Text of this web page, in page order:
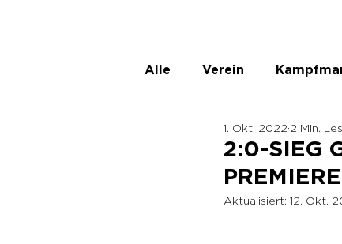
Alle Verein
ASKÖ Ladies
2:0-SIEG
1. Okt. 2022 2 Min.
Aktualisiert: 12. Okt.